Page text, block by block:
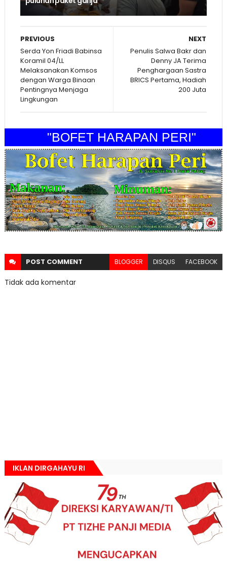
NEXT
Penulis Salwa Bakr dan
Denny JA Terima
Penghargaan Sastra
BRICS Pertama, Hadiah
200 Juta
PREVIOUS
Serda Yon Friadi Babinsa
Koramil 04/LL
Melaksanakan Komsos
dengan Warga Binaan
Pentingnya Menjaga
Lingkungan
"BOFET HARAPAN PERI"
POST COMMENT BLOGGER DISQUS FACEBOOK
Tidak ada komentar
IKLAN DIRGAHAYU RI